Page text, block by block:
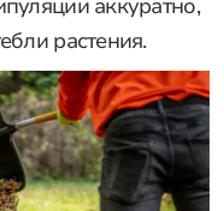
аккуратно,
растения.